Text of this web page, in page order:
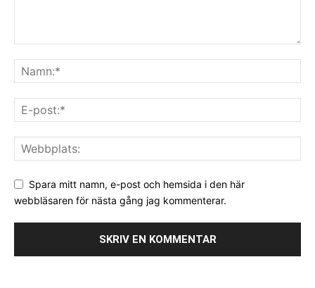
Spara mitt namn, e-post och hemsida i den här
webbläsaren för nästa gång jag kommenterar.